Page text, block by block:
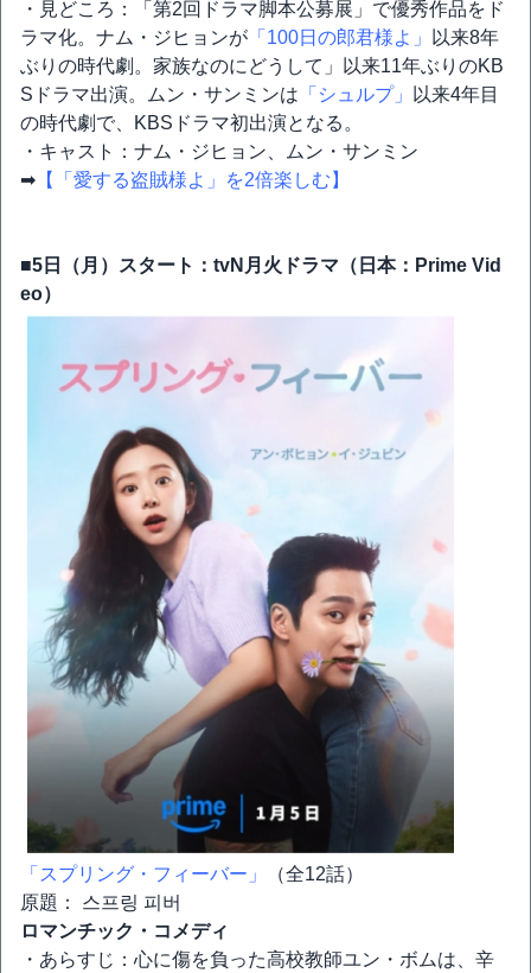
・見どころ：「第2回ドラマ脚本公募展」で優秀作品をド
ラマ化。ナム・ジヒョンが 「100日の郎君様よ」
以来8年
ぶりの時代劇。家族なのにどうして」以来11年ぶりのKB
Sドラマ出演。ムン・サンミンは 「シュルプ」
以来4年目
の時代劇で、KBSドラマ初出演となる。
・キャスト：ナム・ジヒョン、ムン・サンミン
➡ 【「愛する盗賊様よ」を2倍楽しむ】
■5日（月）スタート：tvN月火ドラマ（日本：Prime Vid
eo）
「スプリング・フィーバー」
（全12話）
原題： 스프링 피버
ロマンチック・コメディ
・あらすじ：心に傷を負った高校教師ユン・ボムは、辛